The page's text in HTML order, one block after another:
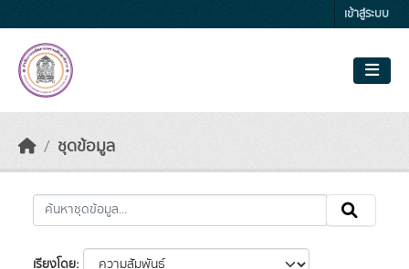
เข้าสู่ระบบ
ชุดข้อมูล
เรียงโดย